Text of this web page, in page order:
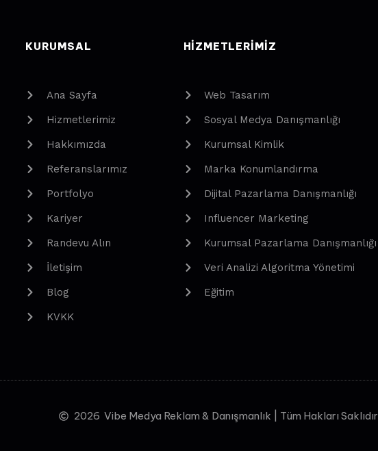
KURUMSAL
Ana Sayfa
Hizmetlerimiz
Hakkımızda
Referanslarımız
Portfolyo
Kariyer
Randevu Alın
İletişim
Blog
KVKK
HIZMETLERIMIZ
Web Tasarım
Sosyal Medya Danışmanlığı
Kurumsal Kimlik
Marka Konumlandırma
Dijital Pazarlama Danışmanlığı
Influencer Marketing
Kurumsal Pazarlama Danışmanlığı
Veri Analizi Algoritma Yönetimi
Eğitim
2026 Vibe Medya Reklam & Danışmanlık | Tüm Hakları Saklıdır